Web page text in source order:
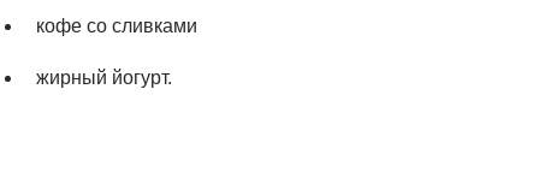
кофе со сливками
жирный йогурт.